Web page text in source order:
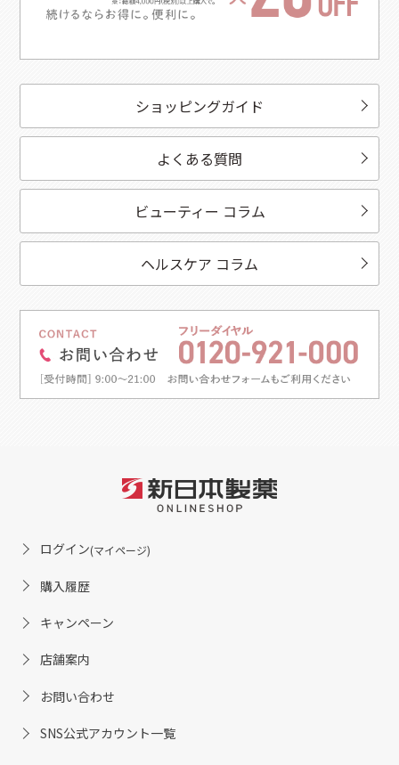
ショッピングガイド
よくある質問
ビューティー コラム
ヘルスケア コラム
ログイン(マイページ)
購入履歴
キャンペーン
店舗案内
お問い合わせ
SNS公式アカウント一覧